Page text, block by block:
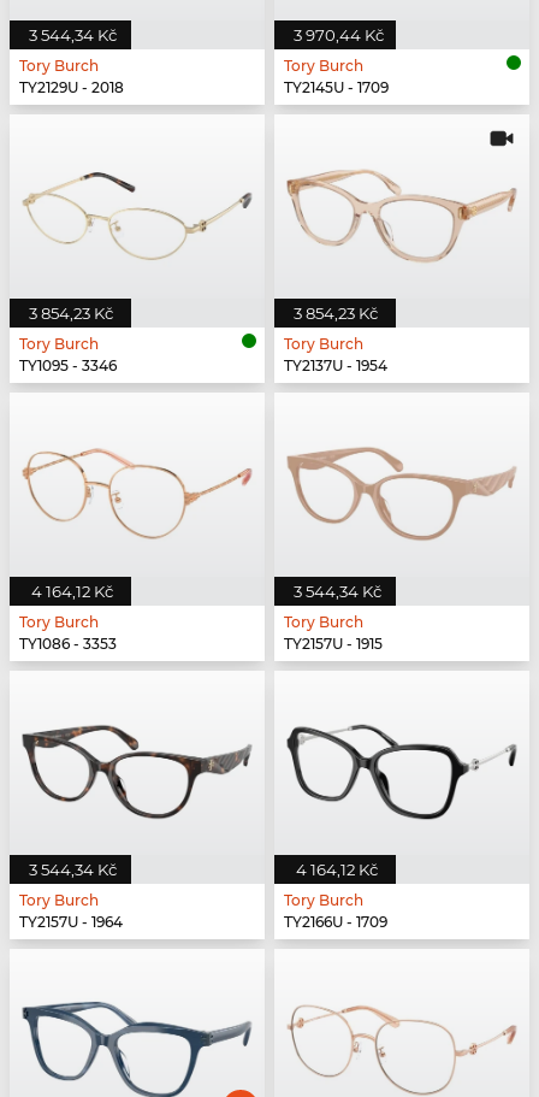
3 544,34 Kč
Tory Burch
TY2129U - 2018
3 970,44 Kč
Tory Burch
TY2145U - 1709
3 854,23 Kč
Tory Burch
TY1095 - 3346
3 854,23 Kč
Tory Burch
TY2137U - 1954
4 164,12 Kč
Tory Burch
TY1086 - 3353
3 544,34 Kč
Tory Burch
TY2157U - 1915
3 544,34 Kč
Tory Burch
TY2157U - 1964
4 164,12 Kč
Tory Burch
TY2166U - 1709